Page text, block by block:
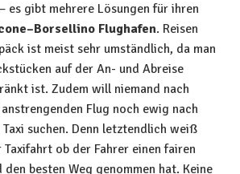
es gibt mehrere Lösungen für ihren
Flughafen. Reisen
ist meist sehr umständlich, da man
auf der An- und Abreise
ist. Zudem will niemand nach
Flug noch ewig nach
suchen. Denn letztendlich weiß
ob der Fahrer einen fairen
besten Weg genommen hat. Keine